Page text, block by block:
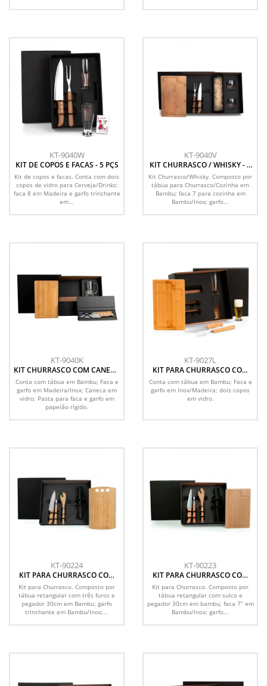
KT-9040W
KIT DE COPOS E FACAS - 5 PÇS
Kit de copos e facas. Conta com dois
copos de vidro para Cerveja/Drinks;
faca 8 em Madeira e garfo trinchante
em...
KT-9040V
KIT CHURRASCO / WHISKY - 5
PÇS
Kit Churrasco/Whisky. Composto por
tábua para Churrasco/Cozinha em
Bambu; faca 7 para cozinha em
Bambu/Inox; garfo...
KT-9040K
KIT CHURRASCO COM CANECA
- 5 PÇS
Conta com tábua em Bambu; Faca e
garfo em Madeira/Inox; Caneca em
vidro; Pasta para faca e garfo em
papelão rígido.
KT-9027L
KIT PARA CHURRASCO COM
COPOS - 5 PÇS
Conta com tábua em Bambu; Faca e
garfo em Inox/Madeira; dois copos
em vidro.
KT-90224
KIT PARA CHURRASCO COM
ESTEIRA GRILL - 5 PÇS
Kit para Churrasco. Composto por
tábua retangular com três furos e
pegador 30cm em Bambu; garfo
trinchante em Bambu/Inox;...
KT-90223
KIT PARA CHURRASCO COM
ESTEIRA GRILL - 5 PÇS
Kit para Churrasco. Composto por
tábua retangular com sulco e
pegador 30cm em bambu; faca 7” em
Bambu/Inox; garfo...